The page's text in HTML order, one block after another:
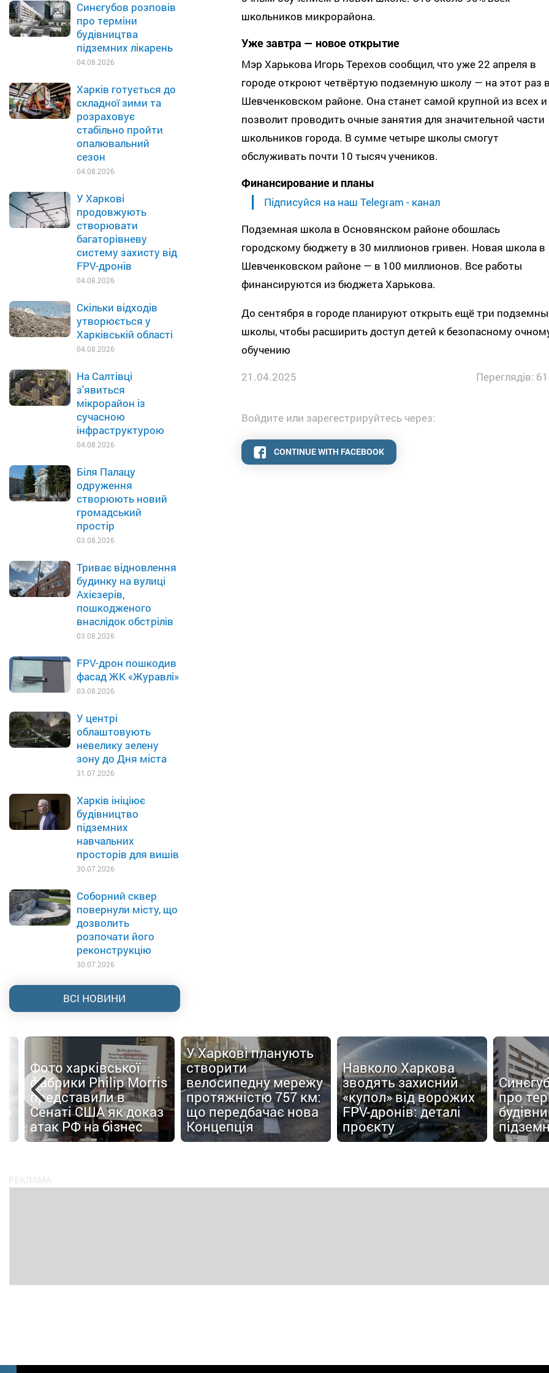
Синєгубов розповів
про терміни
будівництва
підземних лікарень
04.08.2026
Харків готується до
складної зими та
розраховує
стабільно пройти
опалювальний
сезон
04.08.2026
У Харкові
продовжують
створювати
багаторівневу
систему захисту від
FPV-дронів
04.08.2026
Скільки відходів
утворюється у
Харківській області
04.08.2026
На Салтівці
з'явиться
мікрорайон із
сучасною
інфраструктурою
04.08.2026
Біля Палацу
одруження
створюють новий
громадський
простір
03.08.2026
Триває відновлення
будинку на вулиці
Ахієзерів,
пошкодженого
внаслідок обстрілів
03.08.2026
FPV-дрон пошкодив
фасад ЖК «Журавлі»
03.08.2026
У центрі
облаштовують
невелику зелену
зону до Дня міста
31.07.2026
Харків ініціює
будівництво
підземних
навчальних
просторів для вишів
30.07.2026
Соборний сквер
повернули місту, що
дозволить
розпочати його
реконструкцію
30.07.2026
ВСІ НОВИНИ
школьников микрорайона.
Уже завтра — новое открытие
Мэр Харькова Игорь Терехов сообщил, что уже 22 апреля в
городе откроют четвёртую подземную школу — на этот раз в
Шевченковском районе. Она станет самой крупной из всех и
позволит проводить очные занятия для значительной части
школьников города. В сумме четыре школы смогут
обслуживать почти 10 тысяч учеников.
Финансирование и планы
Підписуйся на наш Telegram - канал
Подземная школа в Основянском районе обошлась
городскому бюджету в 30 миллионов гривен. Новая школа в
Шевченковском районе — в 100 миллионов. Все работы
финансируются из бюджета Харькова.
До сентября в городе планируют открыть ещё три
школы, чтобы расширить доступ детей к безопасному
обучению
21.04.2025
Переглядів:
Войдите или зарегестрируйтесь через:
CONTINUE WITH FACEBOOK
Фото харківської
фабрики Philip Morris
представили в
Сенаті США як доказ
атак РФ на бізнес
У Харкові планують
створити
велосипедну мережу
протяжністю 757 км:
що передбачає нова
Концепція
Навколо Харкова
зводять захисний
«купол» від ворожих
FPV-дронів: деталі
проєкту
про